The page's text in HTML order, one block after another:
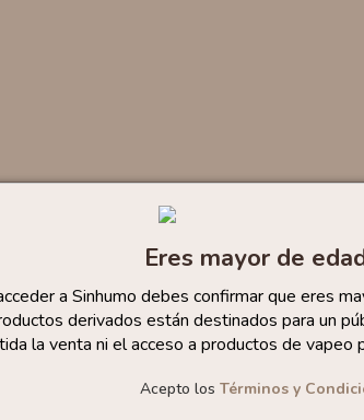
Eres mayor de
a Sinhumo debes confirmar que eres
derivados están destinados para un
la venta ni el acceso a productos de vapeo
Acepto los Términos y